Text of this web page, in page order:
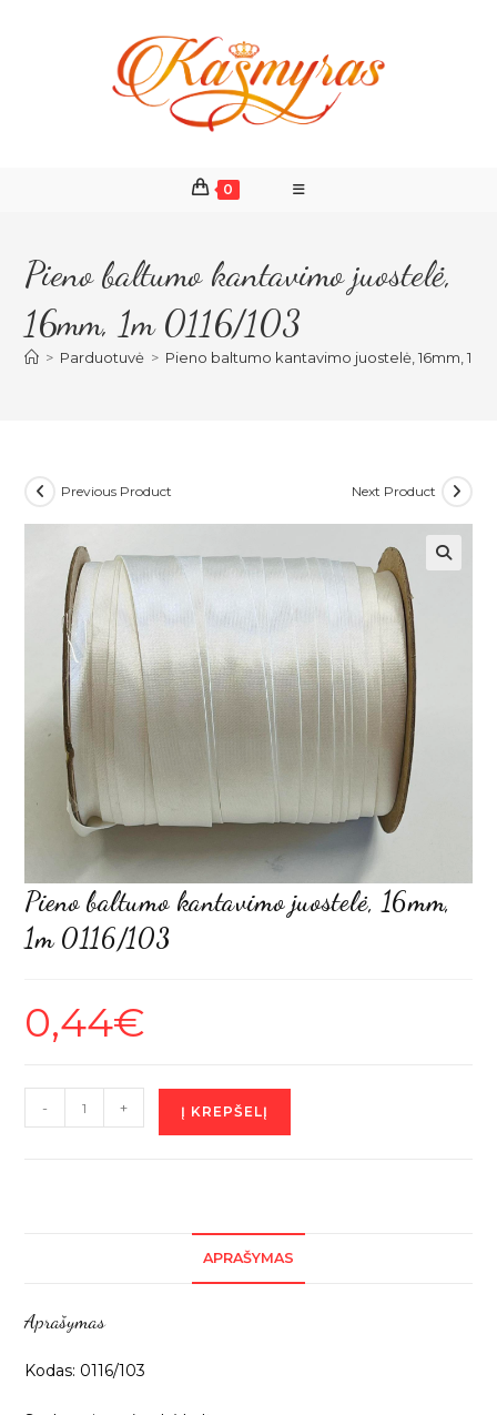
0
Pieno baltumo kantavimo juostelė,
16mm, 1m 0116/103
> Parduotuvė > Pieno baltumo kantavimo juostelė, 16mm, 1m
Previous Product Next Product
Pieno baltumo kantavimo juostelė, 16mm,
1m 0116/103
0,44€
produkto
kiekis:
0116/103
- + Į KREPŠELĮ
APRAŠYMAS
Aprašymas
Kodas: 0116/103